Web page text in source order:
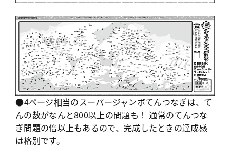
●4ページ相当のスーパージャンボてんつなぎは、て
んの数がなんと800以上の問題も！ 通常のてんつな
ぎ問題の倍以上もあるので、完成したときの達成感
は格別です。